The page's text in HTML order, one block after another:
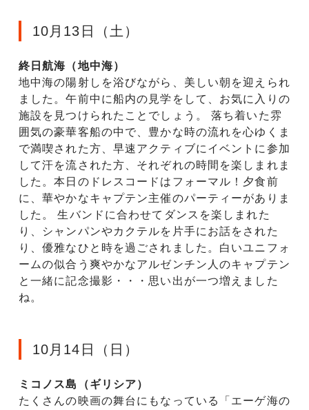
10月13日（土）
終日航海（地中海）
地中海の陽射しを浴びながら、美しい朝を迎えられ
ました。午前中に船内の見学をして、お気に入りの
施設を見つけられたことでしょう。 落ち着いた雰
囲気の豪華客船の中で、豊かな時の流れを心ゆくま
で満喫された方、早速アクティブにイベントに参加
して汗を流された方、それぞれの時間を楽しまれま
した。本日のドレスコードはフォーマル！夕食前
に、華やかなキャプテン主催のパーティーがありま
した。 生バンドに合わせてダンスを楽しまれた
り、シャンパンやカクテルを片手にお話をされた
り、優雅なひと時を過ごされました。白いユニフォ
ームの似合う爽やかなアルゼンチン人のキャプテン
と一緒に記念撮影・・・思い出が一つ増えました
ね。
10月14日（日）
ミコノス島（ギリシア）
たくさんの映画の舞台にもなっている「エーゲ海の